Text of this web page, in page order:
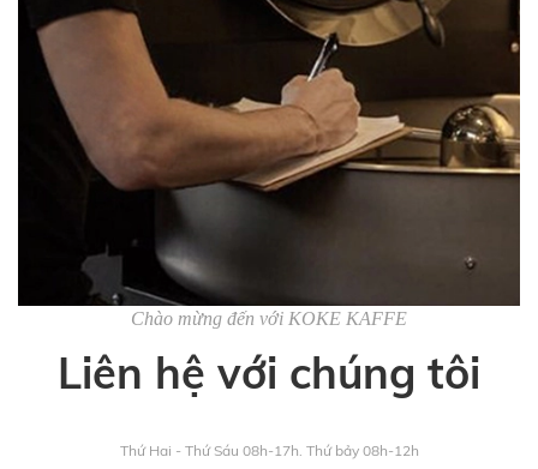
Chào mừng đến với KOKE KAFFE
Liên hệ với chúng tôi
Thứ Hai - Thứ Sáu 08h-17h. Thứ bảy 08h-12h